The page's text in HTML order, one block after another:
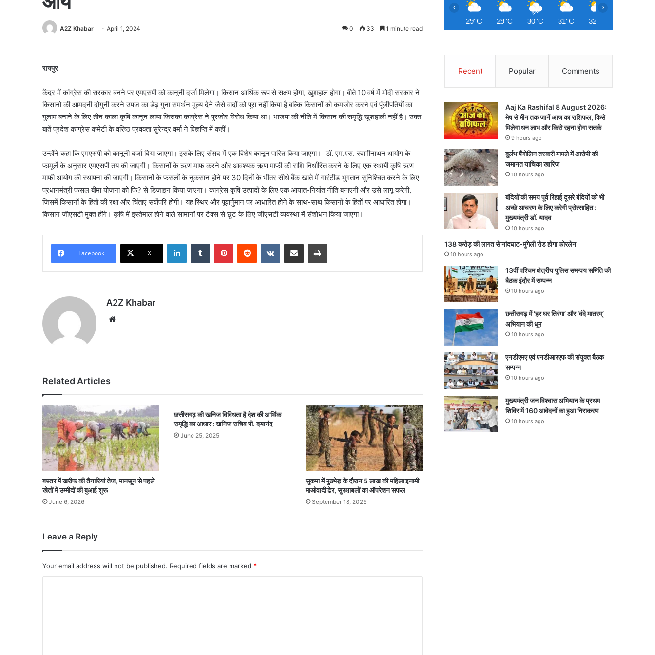
A2Z Khabar April 1, 2024 0 33 1 minute read
रायपुर
केंद्र में कांग्रेस की सरकार बनने पर एमएसपी को कानूनी दर्जा मिलेगा। किसान आर्थिक रूप से सक्षम होगा, खुशहाल होगा। बीते 10 वर्ष में मोदी सरकार ने
किसानो की आमदनी दोगुनी करने उपज का डेढ़ गुना समर्थन मूल्य देने जैसे वादों को पूरा नहीं किया है बल्कि किसानों को कमजोर करने एवं पूंजीपतियों का
गुलाम बनाने के लिए तीन काला कृषि कानून लाया जिसका कांग्रेस ने पुरजोर विरोध किया था। भाजपा की नीति में किसान की समृद्धि खुशहाली नहीं है। उक्त
बातें प्रदेश कांग्रेस कमेटी के वरिष्ठ प्रवक्ता सुरेन्द्र वर्मा ने विज्ञप्ति में कहीं।
उन्होंने कहा कि एमएसपी को कानूनी दर्जा दिया जाएगा। इसके लिए संसद में एक विशेष कानून पारित किया जाएगा। डॉ. एम.एस. स्वामीनाथन आयोग के
फामूर्ले के अनुसार एमएसपी तय की जाएगी। किसानों के ऋण माफ करने और आवश्यक ऋण माफी की राशि निर्धारित करने के लिए एक स्थायी कृषि ऋण
माफी आयोग की स्थापना की जाएगी। किसानों के फसलों के नुकसान होने पर 30 दिनों के भीतर सीधे बैंक खाते में गारंटीड भुगतान सुनिश्चित करने के लिए
प्रधानमंत्री फसल बीमा योजना को फि? से डिजाइन किया जाएगा। कांग्रेस कृषि उत्पादों के लिए एक आयात-निर्यात नीति बनाएगी और उसे लागू करेगी,
जिसमें किसानों के हितों की रक्षा और चिंताएं सर्वोपरि होंगी। यह स्थिर और पूवार्नुमान पर आधारित होने के साथ-साथ किसानों के हितों पर आधारित होगा।
किसान जीएसटी मुक्त होंगे। कृषि में इस्तेमाल होने वाले सामानों पर टैक्स से छूट के लिए जीएसटी व्यवस्था में संशोधन किया जाएगा।
Facebook X
LinkedInTumblr PinterestReddit VKontakteShare via Email Print
A2Z Khabar
Related Articles
बस्तर में खरीफ की तैयारियां तेज, मानसून से पहले
खेतों में उम्मीदों की बुआई शुरू
June 6, 2026
छत्तीसगढ़ की खनिज विविधता है देश की आर्थिक
समृद्धि का आधार : खनिज सचिव पी. दयानंद
June 25, 2025
सुकमा में मुठभेड़ के दौरान 5 लाख की महिला इनामी
माओवादी ढेर, सुरक्षाबलों का ऑपरेशन सफल
September 18, 2025
Leave a Reply
Your email address will not be published. Required fields are marked *
29°C 29°C 30°C 31°C 32°C
‹ ›
Recent Popular Comments
Aaj Ka Rashifal 8 August 2026:
मेष से मीन तक जानें आज का राशिफल, किसे
मिलेगा धन लाभ और किसे रहना होगा सतर्क
9 hours ago
दुर्लभ पैंगोलिन तस्करी मामले में आरोपी की
जमानत याचिका खारिज
10 hours ago
बंदियों की समय पूर्व रिहाई दूसरे बंदियों को भी
अच्छे आचरण के लिए करेगी प्रोत्साहित :
मुख्यमंत्री डॉ. यादव
10 hours ago
138 करोड़ की लागत से नांदघाट-मुंगेली रोड होगा फोरलेन
10 hours ago
13वीं पश्चिम क्षेत्रीय पुलिस समन्वय समिति की
बैठक इंदौर में सम्पन्न
10 hours ago
छत्तीसगढ़ में ‘हर घर तिरंगा’ और ‘वंदे मातरम्’
अभियान की धूम
10 hours ago
एनडीएमए एवं एनडीआरएफ की संयुक्त बैठक
सम्पन्न
10 hours ago
मुख्यमंत्री जन विश्वास अभियान के प्रथम
शिविर में 160 आवेदनों का हुआ निराकरण
10 hours ago